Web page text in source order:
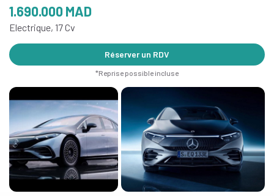
1.690.000MAD
Electrique, 17 Cv
Réserver un RDV
*Reprise possible incluse